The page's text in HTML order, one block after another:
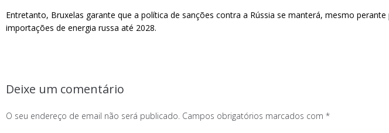
Entretanto, Bruxelas garante que a política de sanções contra a Rússia se manterá, mesmo
importações de energia russa até 2028.
Deixe um comentário
O seu endereço de email não será publicado. Campos obrigatórios marcados com *